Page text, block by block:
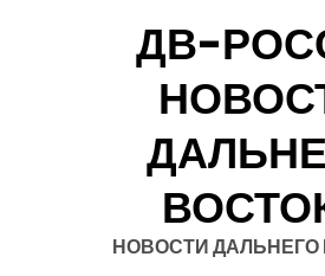
ДВ-
НОВОСТИ ДАЛЬНЕГО